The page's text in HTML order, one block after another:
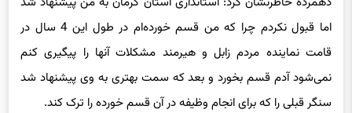
اما قبول نکردم چرا که من قسم خورده‌ام در طول این 4 سال در
قامت نماینده مردم زابل و هیرمند مشکلات آنها را پیگیری کنم
نمی‌شود آدم قسم بخورد و بعد که سمت بهتری به وی پیشنهاد شد
سنگر قبلی را که برای انجام وظیفه در آن قسم خورده را ترک کند.